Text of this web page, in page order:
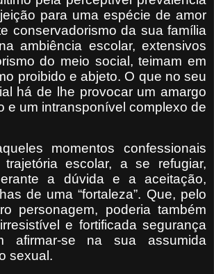
para uma espécie de amor
conservadorismo da sua família
ambiência escolar, extensivos
do meio social, teimam em
proibido e abjeto. O que no seu
há de lhe provocar um amargo
e um intransponível complexo de
momentos confessionais
escolar, a se refugiar,
a dúvida e a aceitação,
de uma “fortaleza”. Que, pelo
personagem, poderia também
e fortificada segurança
afirmar-se na sua assumida
sexual.